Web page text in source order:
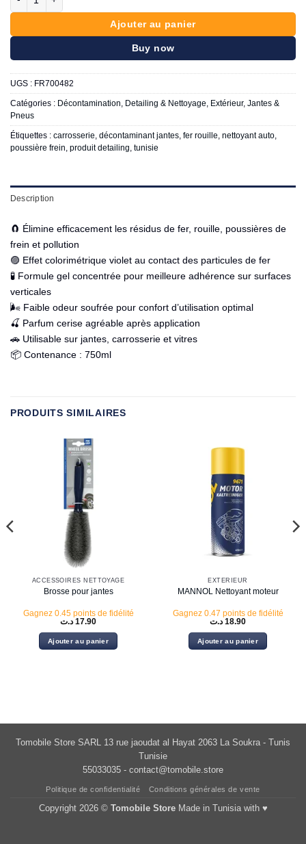
Ajouter au panier
Buy now
UGS : FR700482
Catégories : Décontamination Detailing & Nettoyage Extérieur, Jantes &
Pneus
Étiquettes : carrosserie décontaminant jantes fer rouille nettoyant auto
poussière frein produit detailing tunisie
Description
🧲 Élimine efficacement les résidus de fer, rouille, poussières de
frein et pollution
🟣 Effet colorimétrique violet au contact des particules de fer
🧪 Formule gel concentrée pour meilleure adhérence sur surfaces
verticales
🌬️ Faible odeur soufrée pour confort d’utilisation optimal
🍒 Parfum cerise agréable après application
🚗 Utilisable sur jantes, carrosserie et vitres
📦 Contenance : 750ml
PRODUITS SIMILAIRES
ACCESSOIRES NETTOYAGE
Brosse pour jantes
Gagnez 0.45 points de fidélité
17.90 د.ت
Ajouter au panier
EXTÉRIEUR
MANNOL Nettoyant moteur
Gagnez 0.47 points de fidélité
18.90 د.ت
Ajouter au panier
Tomobile Store SARL 13 rue jaoudat al Hayat 2063 La Soukra - Tunis
Tunisie
55033035 - contact@tomobile.store
Politique de confidentialité Conditions générales de vente
Copyright 2026 © Tomobile StoreMade in Tunisia with ♥